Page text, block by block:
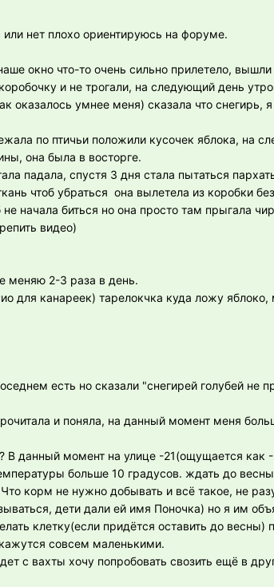
нет плохо ориентируюсь на форуме.
окно что-то очень сильно прилетело,
и не трогали, на следующий день
оказалось умнее меня) сказала что снегирь,
по птичьи положили кусочек яблока, на
она была в восторге.
падала, спустя 3 дня стала пытаться
чтоб убраться она вылетела из коробки
начала биться но она просто там прыгала
видео)
меняю 2-3 раза в день.
для канареек) тарелокчка куда ложу
есть но сказали "снегирей голубей не
и поняла, на данный момент меня
В данный момент на улице -21(ощущается как
больше 10 градусов. ждать до
корм не нужно добывать и всё такое, не
дети дали ей имя Поночка) но я им
клетку(если придётся оставить до весны)
совсем маленькими.
с вахты хочу попробовать свозить ещё в